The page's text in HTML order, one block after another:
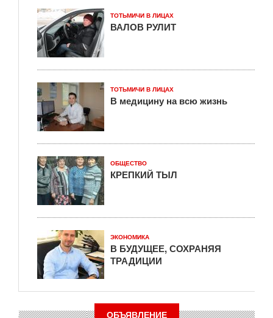
ТОТЬМИЧИ В ЛИЦАХ
ВАЛОВ РУЛИТ
ТОТЬМИЧИ В ЛИЦАХ
В медицину на всю жизнь
ОБЩЕСТВО
КРЕПКИЙ ТЫЛ
ЭКОНОМИКА
В БУДУЩЕЕ, СОХРАНЯЯ
ТРАДИЦИИ
ОБЪЯВЛЕНИЕ